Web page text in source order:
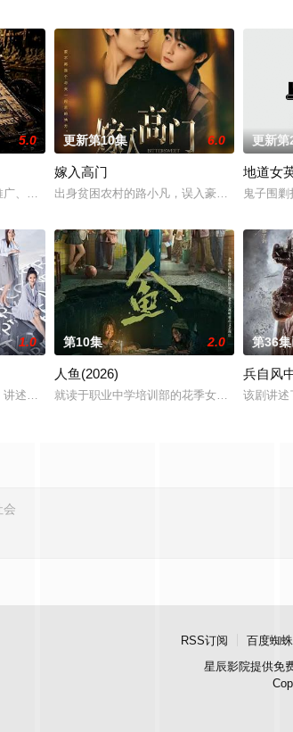
5.0
、使用由“中国准备银行”发行的伪钞货币。根据党中
更新第10集 6.0
嫁入高门
出身贫困农村的路小凡，误入豪门，成为京城
更新第
地道女
鬼子围
1.0
述了他们在中意合作项目中面对专业挑战与境外竞争
第10集 2.0
人鱼(2026)
就读于职业中学培训部的花季女生苏琳（黄杨
第36
兵自风
该剧讲述
RSS订阅 百度蜘蛛
星辰影院提供免